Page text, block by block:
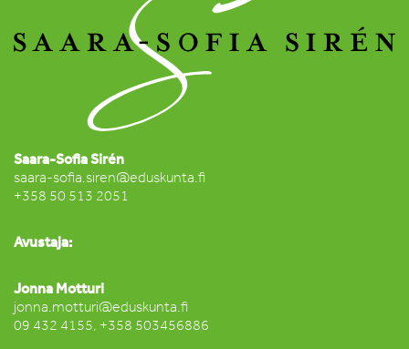
Saara-Sofia Sirén
saara-sofia.siren@eduskunta.fi
+358 50 513 2051
Avustaja:
Jonna Motturi
jonna.motturi@eduskunta.fi
09 432 4155, +358 503456886